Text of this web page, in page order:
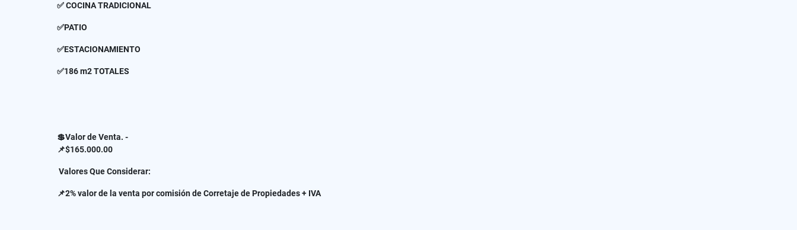
✅ COCINA TRADICIONAL
✅PATIO
✅ESTACIONAMIENTO
✅186 m2 TOTALES
💲Valor de Venta. -
📌$165.000.00
Valores Que Considerar:
📌2% valor de la venta por comisión de Corretaje de Propiedades + IVA